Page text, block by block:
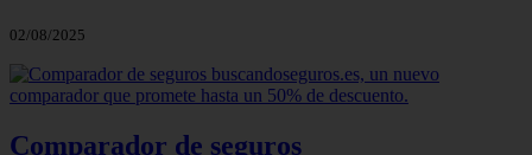
02/08/2025
Comparador de seguros